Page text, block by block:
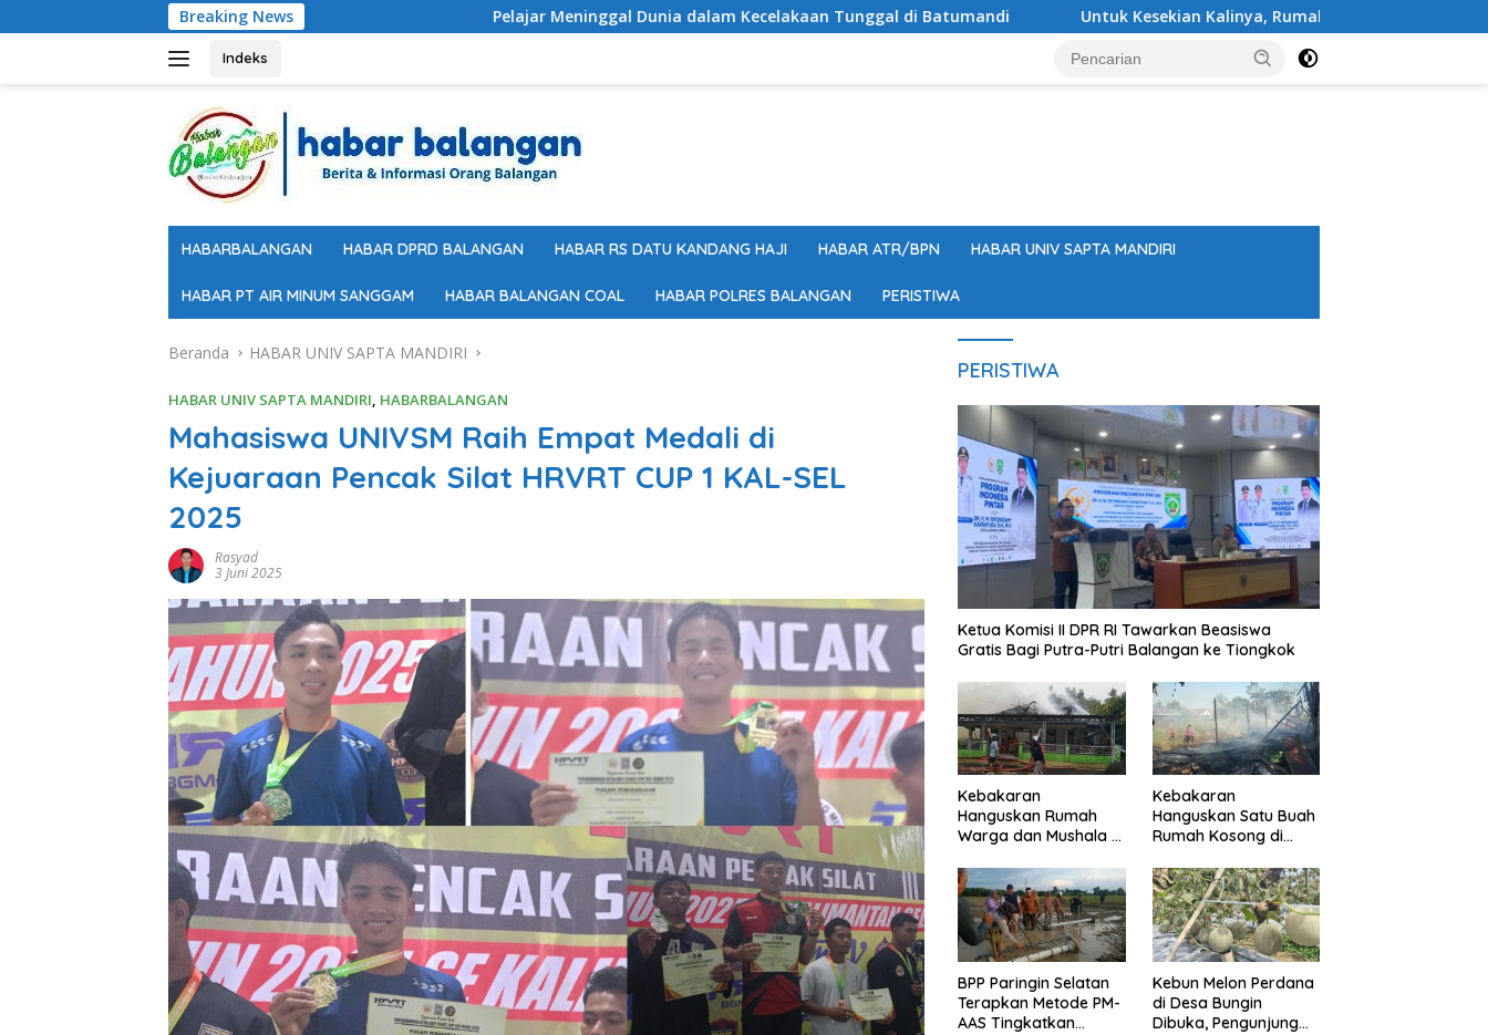
ke
Breaking News Pelajar Meninggal Dunia dalam Kecelakaan Tunggal di Batumandi Untuk Kesekian Kalinya, Rumah Kosong Kembali Terbakar di
Indeks
HABARBALANGAN HABAR DPRD BALANGAN HABAR RS DATU KANDANG HAJI HABAR ATR/BPN HABAR UNIV SAPTA MANDIRI
HABAR PT AIR MINUM SANGGAM HABAR BALANGAN COAL HABAR POLRES BALANGAN PERISTIWA
Beranda HABAR UNIV SAPTA MANDIRI
HABAR UNIV SAPTA MANDIRI, HABARBALANGAN
Mahasiswa UNIVSM Raih Empat Medali di
Kejuaraan Pencak Silat HRVRT CUP 1 KAL-SEL
2025
Rasyad
3 Juni 2025
PERISTIWA
Ketua Komisi II DPR RI Tawarkan Beasiswa
Gratis Bagi Putra-Putri Balangan ke Tiongkok
Kebakaran
Hanguskan Rumah
Warga dan Mushala di
Terdampak
Kebakaran
Hanguskan Satu Buah
Rumah Kosong di
BPP Paringin Selatan
Terapkan Metode PM-
AAS Tingkatkan
Kebun Melon Perdana
di Desa Bungin
Dibuka, Pengunjung